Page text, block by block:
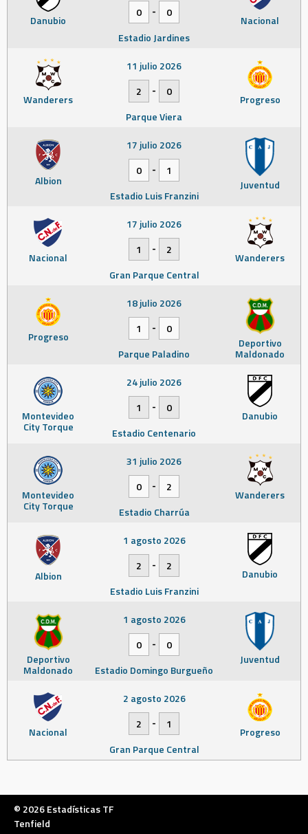
Danubio Nacional
0
-
0
Estadio Jardines
Wanderers Progreso
11 julio 2026
2
-
0
Parque Viera
Albion Juventud
17 julio 2026
0
-
1
Estadio Luis Franzini
Nacional Wanderers
17 julio 2026
1
-
2
Gran Parque Central
Progreso Deportivo
Maldonado
18 julio 2026
1
-
0
Parque Paladino
Montevideo
City Torque
Danubio
24 julio 2026
1
-
0
Estadio Centenario
Montevideo
City Torque
Wanderers
31 julio 2026
0
-
2
Estadio Charrúa
Albion Danubio
1 agosto 2026
2
-
2
Estadio Luis Franzini
Deportivo
Maldonado
Juventud
1 agosto 2026
0
-
0
Estadio Domingo Burgueño
Nacional Progreso
2 agosto 2026
2
-
1
Gran Parque Central
© 2026 Estadísticas TF
Tenfield